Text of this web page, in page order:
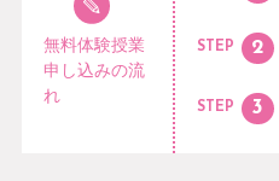
無料体験授業
申し込みの流
れ
STEP
STEP